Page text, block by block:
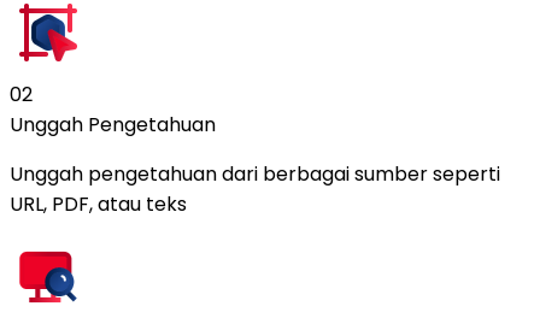
02
Unggah Pengetahuan
Unggah pengetahuan dari berbagai sumber seperti
URL, PDF, atau teks